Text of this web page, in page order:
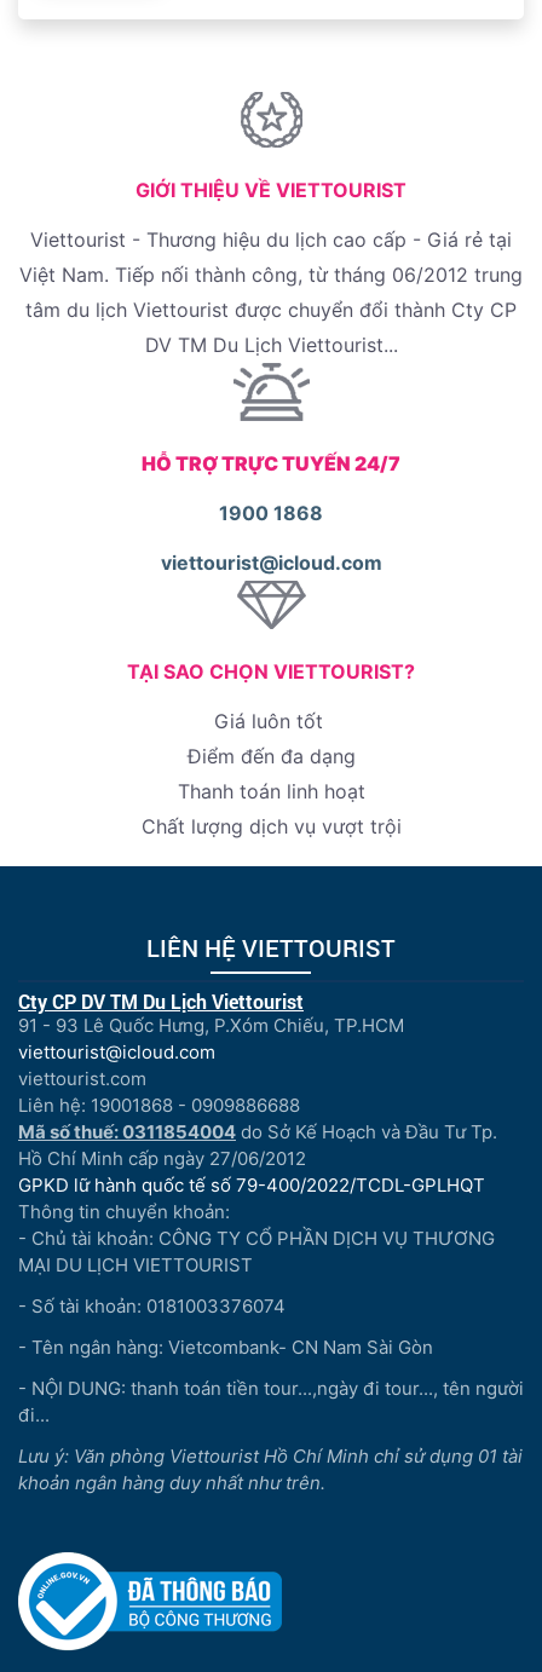
GIỚI THIỆU VỀ VIETTOURIST
Viettourist - Thương hiệu du lịch cao cấp - Giá rẻ tại
Việt Nam. Tiếp nối thành công, từ tháng 06/2012 trung
tâm du lịch Viettourist được chuyển đổi thành Cty CP
DV TM Du Lịch Viettourist...
HỖ TRỢ TRỰC TUYẾN 24/7
1900 1868
viettourist@icloud.com
TẠI SAO CHỌN VIETTOURIST?
Giá luôn tốt
Điểm đến đa dạng
Thanh toán linh hoạt
Chất lượng dịch vụ vượt trội
LIÊN HỆ VIETTOURIST
Cty CP DV TM Du Lịch Viettourist
91 - 93 Lê Quốc Hưng, P.Xóm Chiếu, TP.HCM
viettourist@icloud.com
viettourist.com
Liên hệ: 19001868 - 0909886688
Mã số thuế: 0311854004 do Sở Kế Hoạch và Đầu Tư Tp.
Hồ Chí Minh cấp ngày 27/06/2012
GPKD lữ hành quốc tế số 79-400/2022/TCDL-GPLHQT
Thông tin chuyển khoản:
- Chủ tài khoản: CÔNG TY CỔ PHẦN DỊCH VỤ THƯƠNG
MẠI DU LỊCH VIETTOURIST
- Số tài khoản: 0181003376074
- Tên ngân hàng: Vietcombank- CN Nam Sài Gòn
- NỘI DUNG: thanh toán tiền tour...,ngày đi tour..., tên người
đi...
Lưu ý: Văn phòng Viettourist Hồ Chí Minh chỉ sử dụng 01 tài
khoản ngân hàng duy nhất như trên.